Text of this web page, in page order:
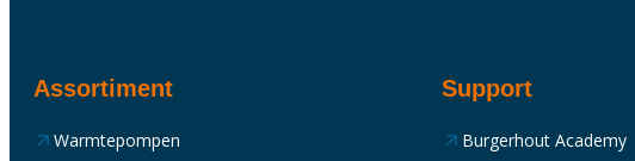
Assortiment
Warmtepompen
Support
Burgerhout Academy